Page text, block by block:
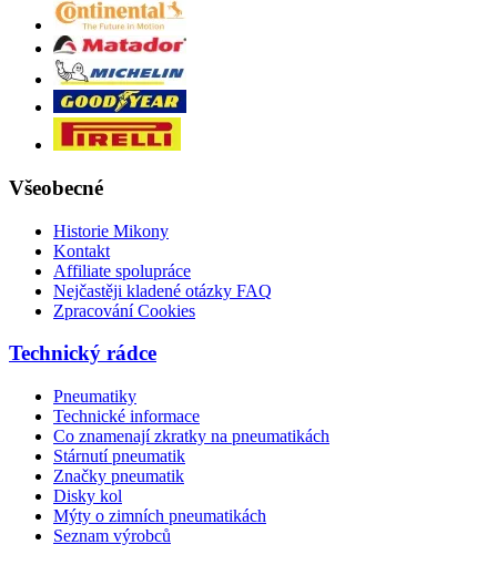
Všeobecné
Historie Mikony
Kontakt
Affiliate spolupráce
Nejčastěji kladené otázky FAQ
Zpracování Cookies
Technický rádce
Pneumatiky
Technické informace
Co znamenají zkratky na pneumatikách
Stárnutí pneumatik
Značky pneumatik
Disky kol
Mýty o zimních pneumatikách
Seznam výrobců